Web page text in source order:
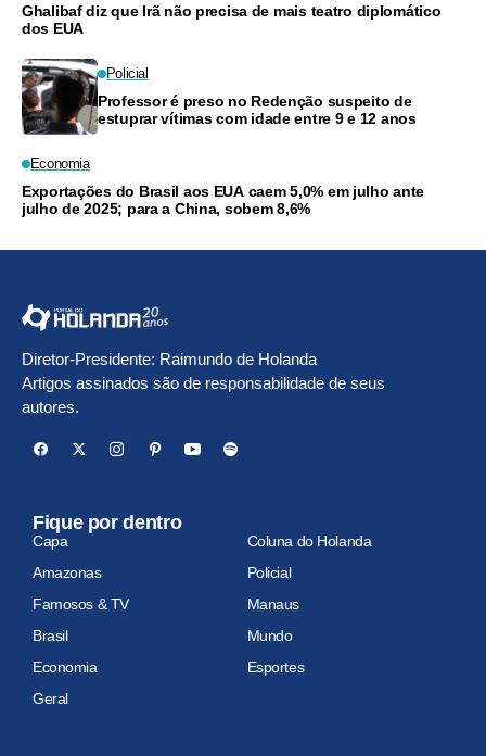
Ghalibaf diz que Irã não precisa de mais teatro diplomático
dos EUA
Policial
Professor é preso no Redenção suspeito de
estuprar vítimas com idade entre 9 e 12 anos
Economia
Exportações do Brasil aos EUA caem 5,0% em julho ante
julho de 2025; para a China, sobem 8,6%
Diretor-Presidente: Raimundo de Holanda
Artigos assinados são de responsabilidade de seus
autores.
Fique por dentro
Capa
Coluna do Holanda
Amazonas
Policial
Famosos & TV
Manaus
Brasil
Mundo
Economia
Esportes
Geral